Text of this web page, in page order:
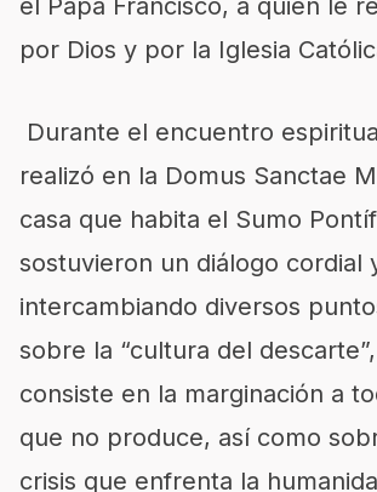
por Dios y por la Iglesia
Durante el encuentro
realizó en la Domus Sanctae
casa que habita el Sumo
sostuvieron un diálogo cordial
intercambiando diversos
sobre la “cultura del
consiste en la marginación a
que no produce, así como
crisis que enfrenta la